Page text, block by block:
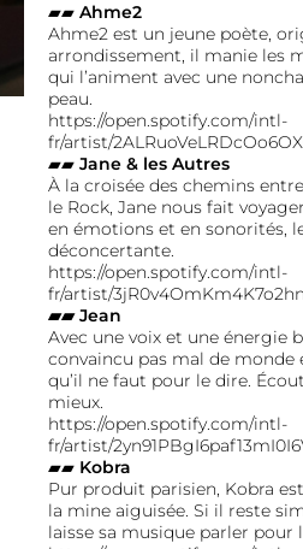
▰▰ Ahme2
Ahme2 est un jeune poète,
arrondissement, il manie les
qui l’animent avec une
peau.
https://open.spotify.com/intl-
fr/artist/
▰▰ Jane & les Autres
À la croisée des chemins
le Rock, Jane nous fait
en émotions et en sonorités,
déconcertante.
https://open.spotify.com/intl-
fr/artist/
▰▰ Jean
Avec une voix et une énergie
convaincu pas mal de monde
qu’il ne faut pour le dire.
mieux.
https://open.spotify.com/intl-
fr/artist/
▰▰ Kobra
Pur produit parisien, Kobra
la mine aiguisée. Si il reste
laisse sa musique parler pour